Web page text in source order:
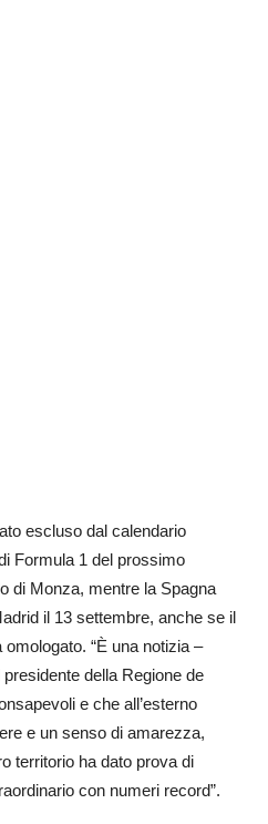
escluso dal calendario
Formula 1 del prossimo
di Monza, mentre la Spagna
il 13 settembre, anche se il
“È una notizia –
della Regione de
e che all’esterno
e un senso di amarezza,
territorio ha dato prova di
con numeri record”.